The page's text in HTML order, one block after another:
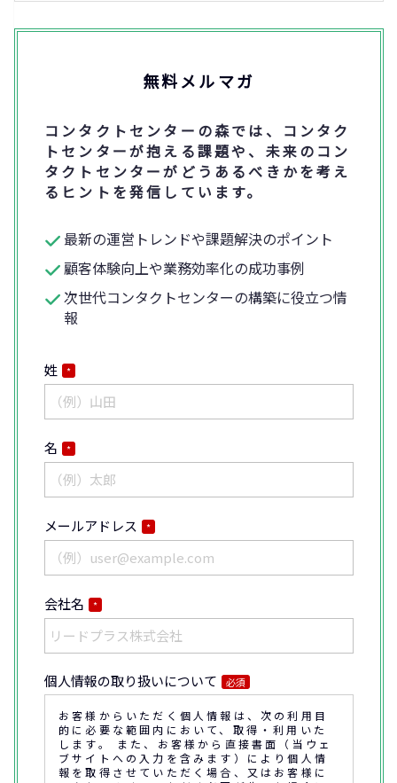
無料メルマガ
コンタクトセンターの森では、コンタク
トセンターが抱える課題や、未来のコン
タクトセンターがどうあるべきかを考え
るヒントを発信しています。
最新の運営トレンドや課題解決のポイント
顧客体験向上や業務効率化の成功事例
次世代コンタクトセンターの構築に役立つ情
報
姓 *
名 *
メールアドレス *
会社名 *
個人情報の取り扱いについて 必須
お客様からいただく個人情報は、次の利用目
的に必要な範囲内において、取得・利用いた
します。 また、お客様から直接書面（当ウェ
ブサイトへの入力を含みます）により個人情
報を取得させていただく場合、又はお客様に